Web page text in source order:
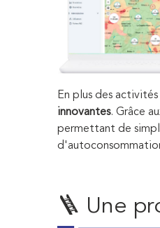
En plus des
innovantes. Grâce
permettant de
🪜 Une